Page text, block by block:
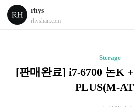
rhys
rhyshan.com
Storage
[판매완료] i7-6700 논K
PLUS(M-